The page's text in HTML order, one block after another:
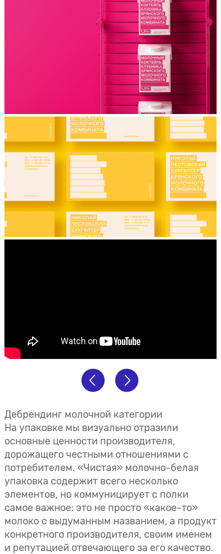
Дебрендинг молочной категории
На упаковке мы визуально отразили
основные ценности производителя,
дорожащего честными отношениями с
потребителем. «Чистая» молочно-белая
упаковка содержит всего несколько
элементов, но коммуницирует с полки
самое важное: это не просто «какое-то»
молоко с выдуманным названием, а продукт
конкретного производителя, своим именем
и репутацией отвечающего за его качество.